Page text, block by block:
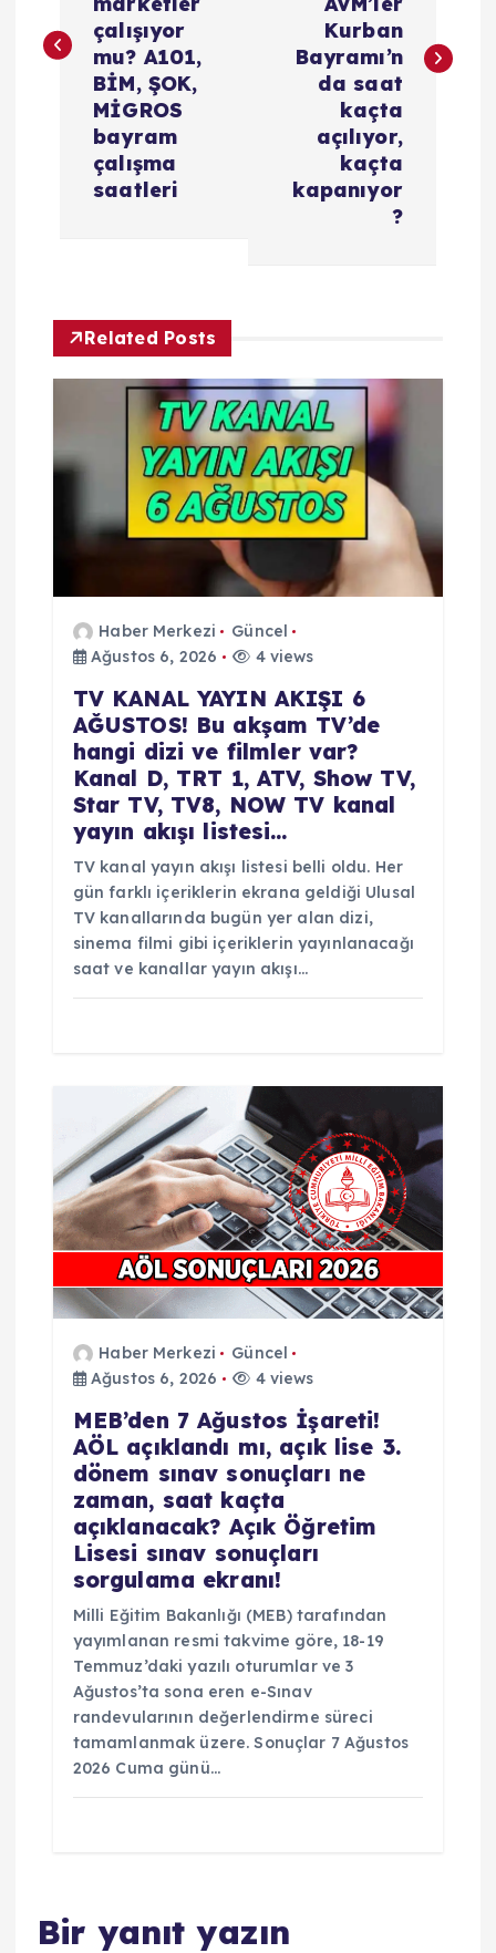
ı
n
m
s
çalışıyor
mu? A101,
BİM, ŞOK,
MİGROS
bayram
çalışma
saatleri
Kurban
Bayramı’n
da saat
kaçta
açılıyor,
kaçta
kapanıyor
?
Related Posts
Haber Merkezi
Güncel
Ağustos 6, 2026
4 views
TV KANAL YAYIN AKIŞI 6
AĞUSTOS! Bu akşam TV’de
hangi dizi ve filmler var?
Kanal D, TRT 1, ATV, Show TV,
Star TV, TV8, NOW TV kanal
yayın akışı listesi…
TV kanal yayın akışı listesi belli oldu. Her
gün farklı içeriklerin ekrana geldiği Ulusal
TV kanallarında bugün yer alan dizi,
sinema filmi gibi içeriklerin yayınlanacağı
saat ve kanallar yayın akışı…
Haber Merkezi
Güncel
Ağustos 6, 2026
4 views
MEB’den 7 Ağustos İşareti!
AÖL açıklandı mı, açık lise 3.
dönem sınav sonuçları ne
zaman, saat kaçta
açıklanacak? Açık Öğretim
Lisesi sınav sonuçları
sorgulama ekranı!
Milli Eğitim Bakanlığı (MEB) tarafından
yayımlanan resmi takvime göre, 18-19
Temmuz’daki yazılı oturumlar ve 3
Ağustos’ta sona eren e-Sınav
randevularının değerlendirme süreci
tamamlanmak üzere. Sonuçlar 7 Ağustos
2026 Cuma günü…
Bir yanıt yazın